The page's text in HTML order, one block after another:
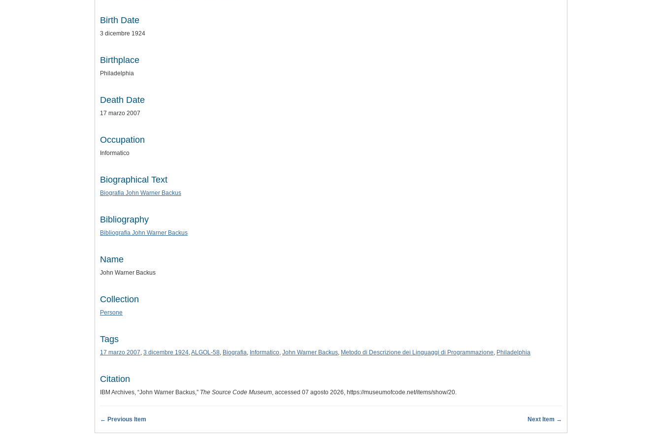
Birth Date
3 dicembre 1924
Birthplace
Philadelphia
Death Date
17 marzo 2007
Occupation
Informatico
Biographical Text
Biografia John Warner Backus
Bibliography
Bibliografia John Warner Backus
Name
John Warner Backus
Collection
Persone
Tags
17 marzo 2007, 3 dicembre 1924,ALGOL-58, Biografia, Informatico, John Warner Backus, Metodo di Descrizione dei Linguaggi di Programmazione, Philadelphia
Citation
IBM Archives, “John Warner Backus,” The Source Code Museum, accessed 07 agosto 2026, https://museumofcode.net/items/show/20.
← Previous Item Next Item →